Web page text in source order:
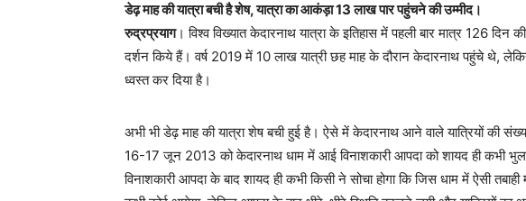
डेढ़ माह की यात्रा बची है शेष, यात्रा का आकंड़ा 13 लाख पार पहुंचने की उम्मीद।
रुद्रप्रयाग। विश्व विख्यात केदारनाथ यात्रा के इतिहास में पहली बार मात्र 126 दिन
दर्शन किये हैं। वर्ष 2019 में 10 लाख यात्री छह माह के दौरान केदारनाथ पहुंचे थे, लेकिन
ध्वस्त कर दिया है।
अभी भी डेढ़ माह की यात्रा शेष बची हुई है। ऐसे में केदारनाथ आने वाले यात्रियों की
16-17 जून 2013 को केदारनाथ धाम में आई विनाशकारी आपदा को शायद ही कभी
विनाशकारी आपदा के बाद शायद ही कभी किसी ने सोचा होगा कि जिस धाम में ऐसी